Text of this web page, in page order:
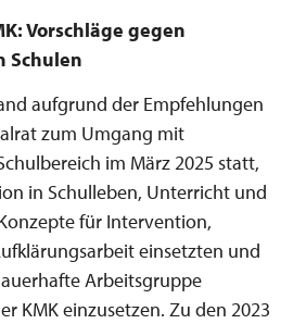
Vorschläge gegen
Schulen
aufgrund der Empfehlungen
zum Umgang mit
im März 2025 statt,
in Schulleben, Unterricht und
für Intervention,
einsetzten und
Arbeitsgruppe
KMK einzusetzen. Zu den 2023